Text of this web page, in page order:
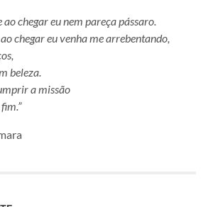
chegar eu nem pareça pássaro.
chegar eu venha me arrebentando,
beleza.
a missão